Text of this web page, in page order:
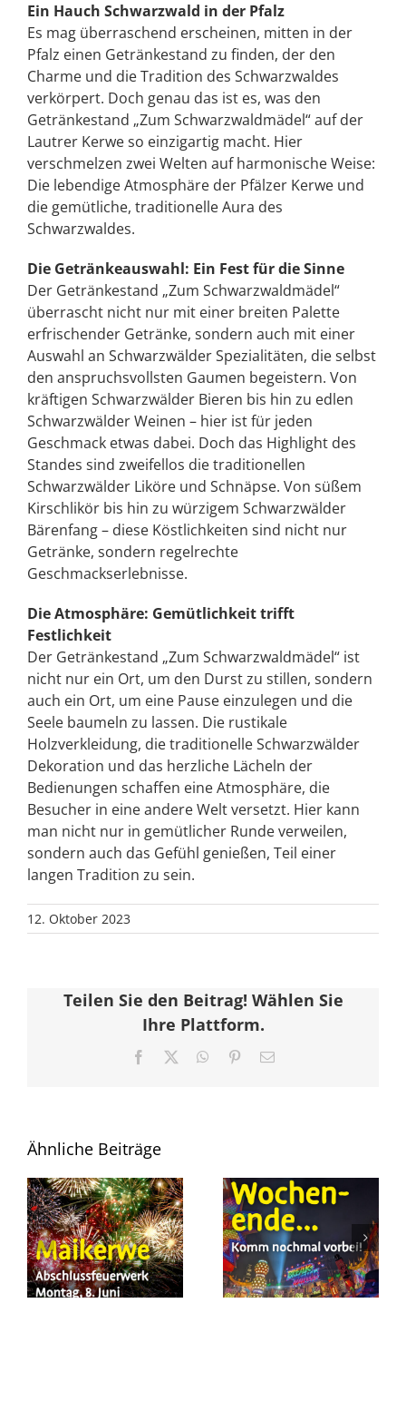
Ein Hauch Schwarzwald in der Pfalz
Es mag überraschend erscheinen, mitten in der
Pfalz einen Getränkestand zu finden, der den
Charme und die Tradition des Schwarzwaldes
verkörpert. Doch genau das ist es, was den
Getränkestand „Zum Schwarzwaldmädel“ auf der
Lautrer Kerwe so einzigartig macht. Hier
verschmelzen zwei Welten auf harmonische Weise:
Die lebendige Atmosphäre der Pfälzer Kerwe und
die gemütliche, traditionelle Aura des
Schwarzwaldes.
Die Getränkeauswahl: Ein Fest für die Sinne
Der Getränkestand „Zum Schwarzwaldmädel“
überrascht nicht nur mit einer breiten Palette
erfrischender Getränke, sondern auch mit einer
Auswahl an Schwarzwälder Spezialitäten, die selbst
den anspruchsvollsten Gaumen begeistern. Von
kräftigen Schwarzwälder Bieren bis hin zu edlen
Schwarzwälder Weinen – hier ist für jeden
Geschmack etwas dabei. Doch das Highlight des
Standes sind zweifellos die traditionellen
Schwarzwälder Liköre und Schnäpse. Von süßem
Kirschlikör bis hin zu würzigem Schwarzwälder
Bärenfang – diese Köstlichkeiten sind nicht nur
Getränke, sondern regelrechte
Geschmackserlebnisse.
Die Atmosphäre: Gemütlichkeit trifft
Festlichkeit
Der Getränkestand „Zum Schwarzwaldmädel“ ist
nicht nur ein Ort, um den Durst zu stillen, sondern
auch ein Ort, um eine Pause einzulegen und die
Seele baumeln zu lassen. Die rustikale
Holzverkleidung, die traditionelle Schwarzwälder
Dekoration und das herzliche Lächeln der
Bedienungen schaffen eine Atmosphäre, die
Besucher in eine andere Welt versetzt. Hier kann
man nicht nur in gemütlicher Runde verweilen,
sondern auch das Gefühl genießen, Teil einer
langen Tradition zu sein.
12. Oktober 2023
Teilen Sie den Beitrag! Wählen Sie
Ihre Plattform.
Facebook WhatsApp
Pinterest
E-
Ähnliche Beiträge